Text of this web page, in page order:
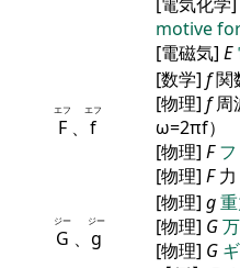
motive
[電磁気] E
F
エフ
、 f
エフ
[数学] f関
[物理] f周
ω=2πf）
[物理] F
[物理] F力
G
ジー
、 g
ジー
[物理] g
[物理] G
[物理] G